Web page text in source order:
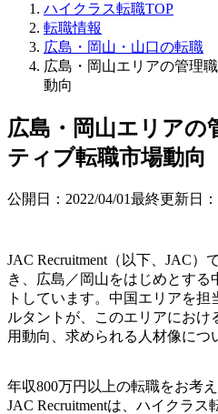
ハイクラス転職TOP
転職情報
広島・岡山・山口の転職
広島・岡山エリアの管理
動向
広島・岡山エリアの
ティブ転職市場動向
公開日： 2022/04/01最終更新日：
JAC Recruitment（以下、JAC）
き、広島／岡山をはじめとす
トしています。中国エリアを
ルタントが、このエリアにお
用動向、求められる人材像につ
年収800万円以上の転職をお考
JAC Recruitmentは、ハイクラ